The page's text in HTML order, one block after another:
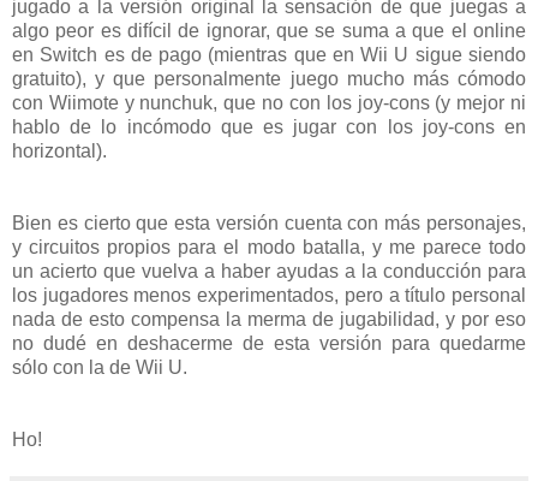
jugado a la versión original la sensación de que juegas a
algo peor es difícil de ignorar, que se suma a que el online
en Switch es de pago (mientras que en Wii U sigue siendo
gratuito), y que personalmente juego mucho más cómodo
con Wiimote y nunchuk, que no con los joy-cons (y mejor ni
hablo de lo incómodo que es jugar con los joy-cons en
horizontal).
Bien es cierto que esta versión cuenta con más personajes,
y circuitos propios para el modo batalla, y me parece todo
un acierto que vuelva a haber ayudas a la conducción para
los jugadores menos experimentados, pero a título personal
nada de esto compensa la merma de jugabilidad, y por eso
no dudé en deshacerme de esta versión para quedarme
sólo con la de Wii U.
Ho!